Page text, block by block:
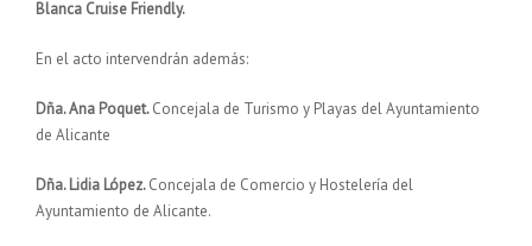
Blanca Cruise Friendly.
En el acto intervendrán además:
Dña. Ana Poquet.Concejala de Turismo y Playas del Ayuntamiento
de Alicante
Dña. Lidia López.Concejala de Comercio y Hostelería del
Ayuntamiento de Alicante.